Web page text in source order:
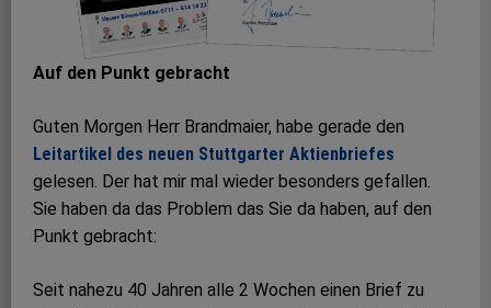
Auf den Punkt gebracht
Guten Morgen Herr Brandmaier, habe gerade den
Leitartikel des neuen Stuttgarter Aktienbriefes
gelesen. Der hat mir mal wieder besonders gefallen.
Sie haben da das Problem das Sie da haben, auf den
Punkt gebracht:
Seit nahezu 40 Jahren alle 2 Wochen einen Brief zu